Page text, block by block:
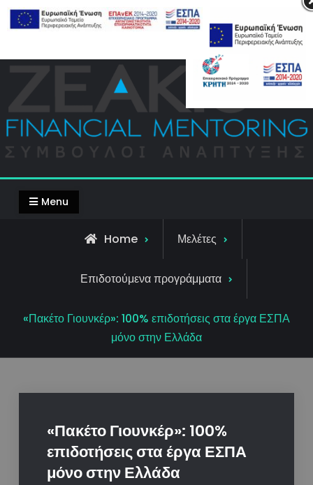
Skip
to
Top Bar
Menu
Home Μελέτες
Επιδοτούμενα προγράμματα
«Πακέτο Γιουνκέρ»: 100% επιδοτήσεις στα έργα ΕΣΠΑ
μόνο στην Ελλάδα
«Πακέτο Γιουνκέρ»: 100%
επιδοτήσεις στα έργα ΕΣΠΑ
μόνο στην Ελλάδα